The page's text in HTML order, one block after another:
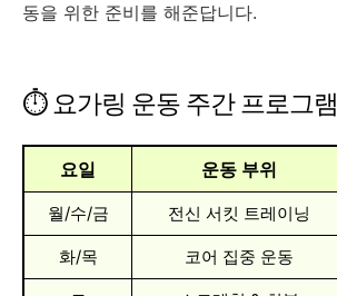
동을 위한 준비를 해준답니다.
⏱️ 요가링 운동 주간 프로그램
요일 운동 부위
월/수/금 전신 서킷 트레이닝
화/목 코어 집중 운동